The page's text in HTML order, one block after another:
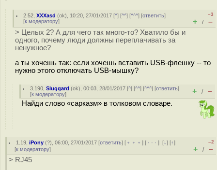
2.52 ,XXXasd (ok), 10:20, 27/01/2017 [^] [^^] [^^^] [ответить]
[к модератору]
–3
+ / –
> Целых 2? А для чего так много-то? Хватило бы и
одного, почему люди должны переплачивать за
ненужное?
а ты хочешь так: если хочешь вставить USB-флешку -- то
нужно этого отключать USB-мышку?
3.190 ,Sluggard (ok), 00:03, 28/01/2017 [^] [^^] [^^^] [ответить]
[к модератору] + / –
Найди слово «сарказм» в толковом словаре.
1.19 ,iPony (?), 06:00, 27/01/2017 [ответить] [ ﹢﹢﹢] [ · · ·][↓] [↑]
[к модератору]
–2
+ / –
> RJ45